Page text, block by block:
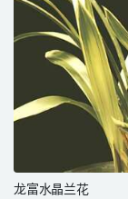
龙富水晶兰花